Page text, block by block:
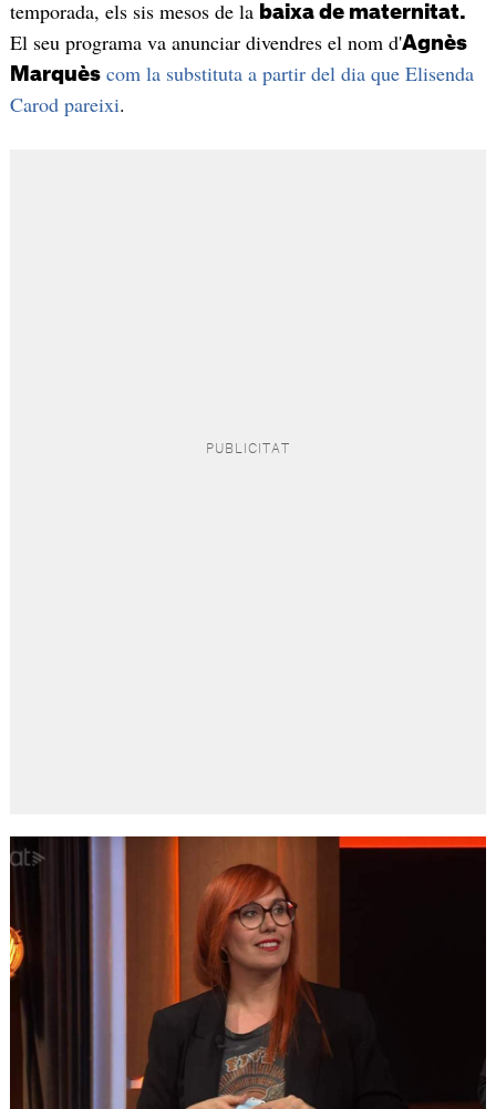
temporada, els sis mesos de la baixa de maternitat.
El seu programa va anunciar divendres el nom d'Agnès
Marquès com la substituta a partir del dia que Elisenda
Carod pareixi.